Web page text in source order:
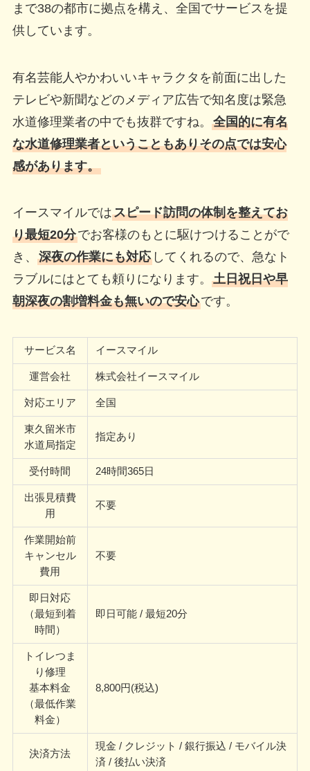
まで38の都市に拠点を構え、全国でサービスを提
供しています。
有名芸能人やかわいいキャラクタを前面に出した
テレビや新聞などのメディア広告で知名度は緊急
水道修理業者の中でも抜群ですね。 全国的に有名
な水道修理業者ということもありその点では安心
感があります。
イースマイルではスピード訪問の体制を整えてお
り最短20分でお客様のもとに駆けつけることがで
き、 深夜の作業にも対応してくれるので、急なト
ラブルにはとても頼りになります。 土日祝日や早
朝深夜の割増料金も無いので安心です。
サービス名 イースマイル
運営会社 株式会社イースマイル
対応エリア 全国
東久留米市
水道局指定
指定あり
受付時間 24時間365日
出張見積費
用
不要
作業開始前
キャンセル
費用
不要
即日対応
（最短到着
時間）
即日可能 / 最短20分
トイレつま
り修理
基本料金
（最低作業
料金）
8,800円(税込)
決済方法
現金 / クレジット / 銀行振込 / モバイル決
済 / 後払い決済